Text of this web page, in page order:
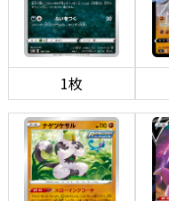
1枚